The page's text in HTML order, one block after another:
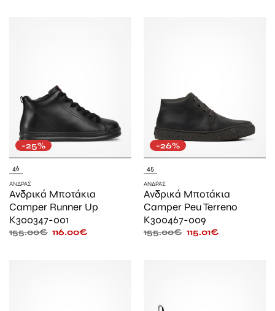
-25%
46
ΆΝΔΡΑΣ
Ανδρικά Μποτάκια
Camper Runner Up
K300347-001
155.00€ 116.00€
-26%
45
ΆΝΔΡΑΣ
Ανδρικά Μποτάκια
Camper Peu Terreno
K300467-009
155.00€ 115.01€